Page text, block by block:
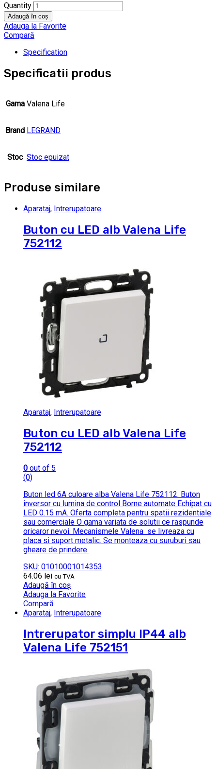
Quantity
Adaugă în coș
Adauga la Favorite
Compară
Specification
Specificatii produs
Gama Valena Life
Brand LEGRAND
Stoc Stoc epuizat
Produse similare
Aparataj, Intrerupatoare
Buton cu LED alb Valena Life
752112
Aparataj, Intrerupatoare
Buton cu LED alb Valena Life
752112
0 out of 5
(0)
Buton led 6A culoare alba Valena Life 752112. Buton
inversor cu lumina de control Borne automate Echipat cu
LED 0.15 mA. Oferta completa pentru spatii rezidentiale
sau comerciale O gama variata de solutii ce raspunde
oricaror nevoi. Mecanismele Valena se livreaza cu
placa si suport metalic. Se monteaza cu suruburi sau
gheare de prindere.
SKU: 01010001014353
64.06 lei cu TVA
Adaugă în coș
Adauga la Favorite
Compară
Aparataj, Intrerupatoare
Intrerupator simplu IP44 alb
Valena Life 752151